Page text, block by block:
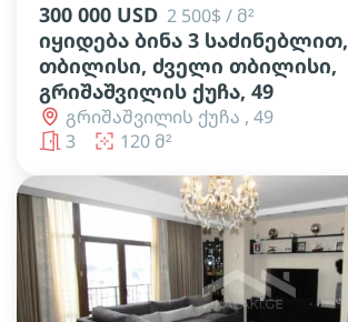
300 000 USD 2 500$ / მ²
იყიდება ბინა 3 საძინებლით,
თბილისი, ძველი თბილისი,
გრიშაშვილის ქუჩა, 49
გრიშაშვილის ქუჩა , 49
3
120 მ²